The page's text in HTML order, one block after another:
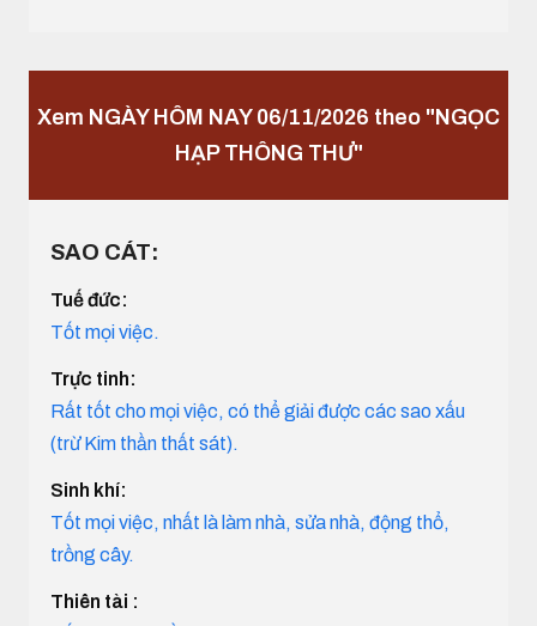
Xem NGÀY HÔM NAY 06/11/2026 theo "NGỌC
HẠP THÔNG THƯ"
SAO CÁT:
Tuế đức:
Tốt mọi việc.
Trực tinh:
Rất tốt cho mọi việc, có thể giải được các sao xấu
(trừ Kim thần thất sát).
Sinh khí:
Tốt mọi việc, nhất là làm nhà, sửa nhà, động thổ,
trồng cây.
Thiên tài :